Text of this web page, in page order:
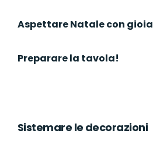
Aspettare Natale con gioia
Preparare la tavola!
Sistemare le decorazioni